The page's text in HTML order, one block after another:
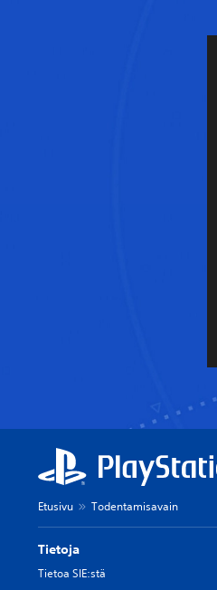
Etusivu Todentamisavain
Tietoja
Tietoa SIE:stä